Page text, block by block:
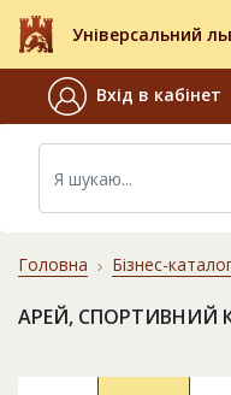
Універсальний
Вхід в кабінет
Головна Бізнес-
АРЕЙ, СПОРТИВНИЙ